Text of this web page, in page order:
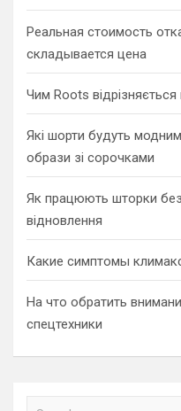
Реальная стоимость
складывается цена
Чим Roots
Які шорти будуть
образи зі сорочками
Як працюють шторки
відновлення
Какие симптомы
На что обратить
спецтехники